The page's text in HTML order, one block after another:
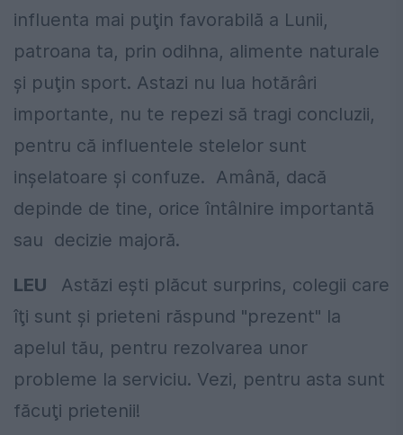
influenta mai puţin favorabilă a Lunii,
patroana ta, prin odihna, alimente naturale
şi puţin sport. Astazi nu lua hotărâri
importante, nu te repezi să tragi concluzii,
pentru că influentele stelelor sunt
inşelatoare şi confuze. Amână, dacă
depinde de tine, orice întâlnire importantă
sau decizie majoră.
LEU
Astăzi eşti plăcut surprins, colegii care
îţi sunt şi prieteni răspund "prezent" la
apelul tău, pentru rezolvarea unor
probleme la serviciu. Vezi, pentru asta sunt
făcuţi prietenii!